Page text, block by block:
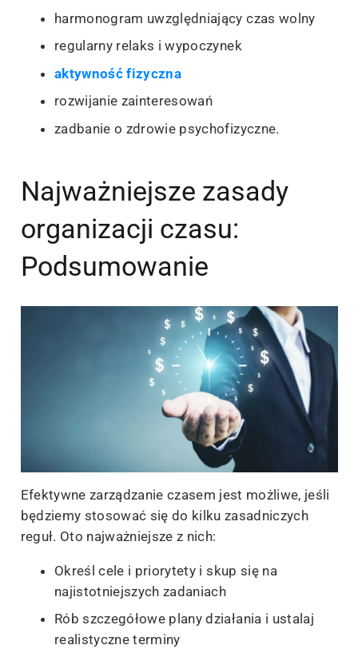
harmonogram uwzględniający czas wolny
regularny relaks i wypoczynek
aktywność fizyczna
rozwijanie zainteresowań
zadbanie o zdrowie psychofizyczne.
Najważniejsze zasady
organizacji czasu:
Podsumowanie
Efektywne zarządzanie czasem jest możliwe, jeśli
będziemy stosować się do kilku zasadniczych
reguł. Oto najważniejsze z nich:
Określ cele i priorytety i skup się na
najistotniejszych zadaniach
Rób szczegółowe plany działania i ustalaj
realistyczne terminy